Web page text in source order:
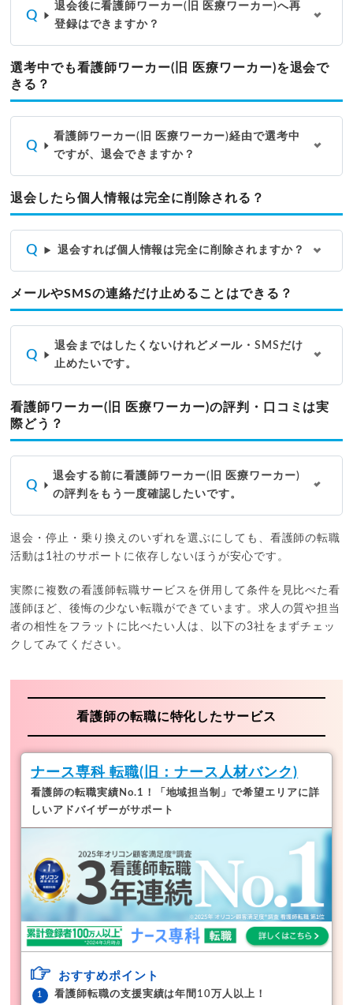
退会後に看護師ワーカー(旧 医療ワーカー)へ再
登録はできますか？
選考中でも看護師ワーカー(旧 医療ワーカー)を退会で
きる？
看護師ワーカー(旧 医療ワーカー)経由で選考中
ですが、退会できますか？
退会したら個人情報は完全に削除される？
退会すれば個人情報は完全に削除されますか？
メールやSMSの連絡だけ止めることはできる？
退会まではしたくないけれどメール・SMSだけ
止めたいです。
看護師ワーカー(旧 医療ワーカー)の評判・口コミは実
際どう？
退会する前に看護師ワーカー(旧 医療ワーカー)
の評判をもう一度確認したいです。
退会・停止・乗り換えのいずれを選ぶにしても、看護師の転職
活動は1社のサポートに依存しないほうが安心です。
実際に複数の看護師転職サービスを併用して条件を見比べた看
護師ほど、後悔の少ない転職ができています。求人の質や担当
者の相性をフラットに比べたい人は、以下の3社をまずチェッ
クしてみてください。
看護師の転職に特化したサービス
ナース専科 転職(旧：ナース人材バンク)
看護師の転職実績No.1！「地域担当制」で希望エリアに詳
しいアドバイザーがサポート
おすすめポイント
看護師転職の支援実績は年間10万人以上！